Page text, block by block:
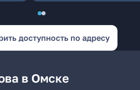
доступность по адресу
в Омске